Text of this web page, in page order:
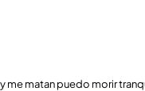
me matan puedo morir